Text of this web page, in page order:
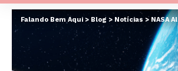
Falando Bem Aqui > Blog > Notícias > NASA Alerta para o